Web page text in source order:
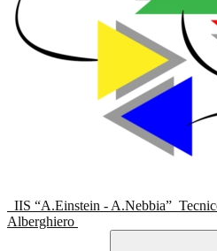
IIS “A.Einstein - A.Nebbia”
Alberghiero